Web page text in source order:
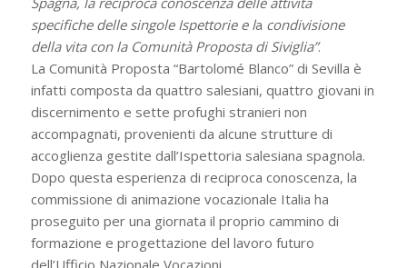
specifiche delle singole Ispettorie e la condivisione
della vita con la Comunità Proposta di Siviglia”.
La Comunità Proposta “Bartolomé Blanco” di Sevilla è
infatti composta da quattro salesiani, quattro giovani in
discernimento e sette profughi stranieri non
accompagnati, provenienti da alcune strutture di
accoglienza gestite dall’Ispettoria salesiana spagnola.
Dopo questa esperienza di reciproca conoscenza, la
commissione di animazione vocazionale Italia ha
proseguito per una giornata il proprio cammino di
formazione e progettazione del lavoro futuro
dell’Ufficio Nazionale Vocazioni.